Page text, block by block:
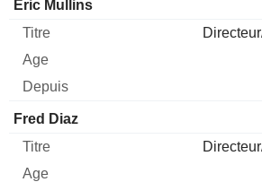
Eric Mullins
Fred Diaz